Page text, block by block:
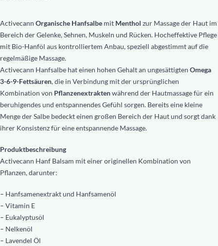
Activecann Organische Hanfsalbe mit Menthol zur Massage der Haut im
Bereich der Gelenke, Sehnen, Muskeln und Rücken. Hocheffektive Pflege
mit Bio-Hanföl aus kontrolliertem Anbau, speziell abgestimmt auf die
regelmäßige Massage.
Activecann Hanfsalbe hat einen hohen Gehalt an ungesättigten Omega
3-6-9-Fettsäuren, die in Verbindung mit der ursprünglichen
Kombination von Pflanzenextraktenwährend der Hautmassage für ein
beruhigendes und entspannendes Gefühl sorgen. Bereits eine kleine
Menge der Salbe bedeckt einen großen Bereich der Haut und sorgt dank
ihrer Konsistenz für eine entspannende Massage.
Produktbeschreibung
Activecann Hanf Balsam mit einer originellen Kombination von
Pflanzen, darunter:
– Hanfsamenextrakt und Hanfsamenöl
– Vitamin E
– Eukalyptusöl
– Nelkenöl
– Lavendel Öl